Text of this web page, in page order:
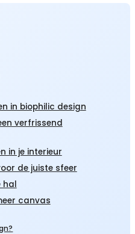
in biophilic design
verfrissend
in je interieur
de juiste sfeer
hal
canvas